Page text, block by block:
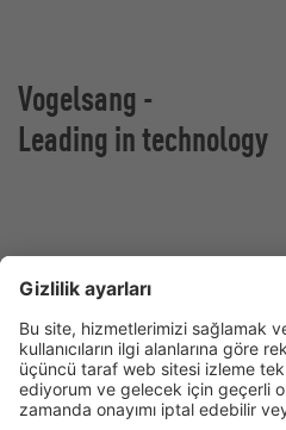
Vogelsang -
Leading in technology
Holthoege 10-14
49632 Essen (Oldenburg)
Almanya